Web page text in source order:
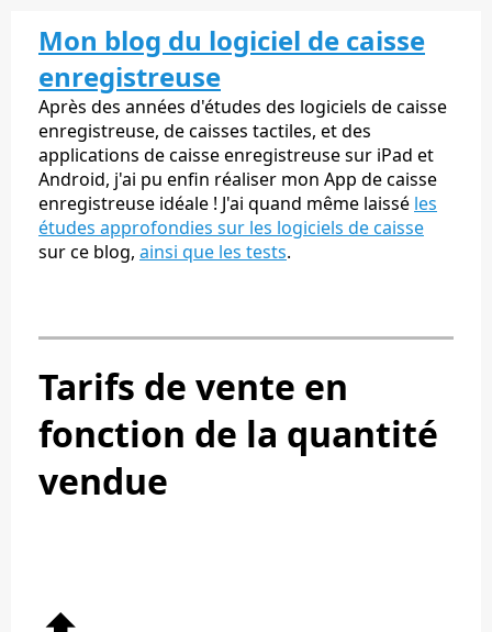
Mon blog du logiciel de caisse
enregistreuse
Après des années d'études des logiciels de caisse
enregistreuse, de caisses tactiles, et des
applications de caisse enregistreuse sur iPad et
Android, j'ai pu enfin réaliser mon App de caisse
enregistreuse idéale ! J'ai quand même laissé les
études approfondies sur les logiciels de caisse
sur ce blog, ainsi que les tests.
Tarifs de vente en
fonction de la quantité
vendue